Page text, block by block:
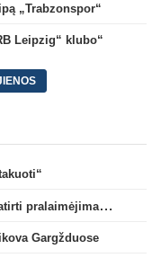
„Trabzonspor“
Leipzig“ klubo“
Lietuvos klubų pasirodymai Europoje: patirti pralaimėjimai Kroatijos atstovams
Gargžduose